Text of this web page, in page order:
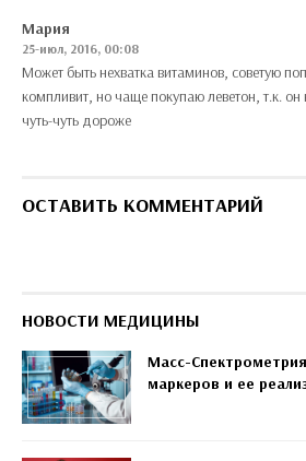
Мария
25-июл, 2016, 00:08
Может быть нехватка витаминов, советую
компливит, но чаще покупаю леветон, т.к. он
чуть-чуть дороже
ОСТАВИТЬ КОММЕНТАРИЙ
НОВОСТИ МЕДИЦИНЫ
Масс-
маркеров и ее